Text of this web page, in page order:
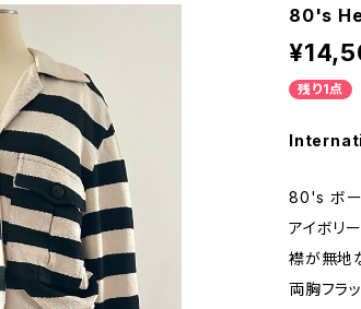
80's
残り1点
80's ボー
アイボリ
襟が無地
両胸フラッ